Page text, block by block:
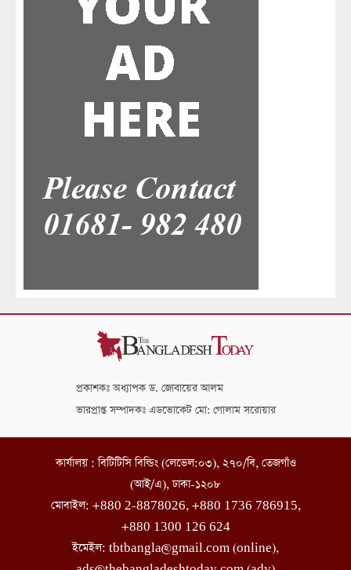
প্রকাশকঃ অধ্যাপক ড. জোবায়ের আলম
ভারপ্রাপ্ত সম্পাদকঃ এডভোকেট মো: গোলাম সরোয়ার
কার্যালয় : বিটিটিসি বিল্ডিং (লেভেল:০৩), ২৭০/বি, তেজগাঁও
(আই/এ), ঢাকা-১২০৮
মোবাইল: +880 2-8878026, +880 1736 786915,
+880 1300 126 624
ইমেইল: tbtbangla@gmail.com (online),